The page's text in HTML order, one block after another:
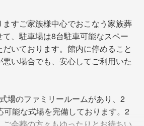
すご家族様中心でおこなう家族葬
、駐車場は8台駐車可能なスペー
いております。館内に停めること
い場合でも、安心してご利用いた
場のファミリールームがあり、2
可能な式場を完備しております。2